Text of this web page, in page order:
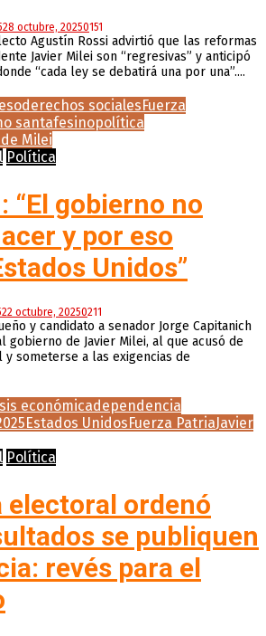
28 octubre, 20250151
Agustín Rossi advirtió que las reformas
Javier Milei son “regresivas” y anticipó
“cada ley se debatirá una por una”....
derechos sociales Fuerza
santafesinopolítica
Milei
Política
“El gobierno no
y por eso
Unidos”
22 octubre, 20250211
y candidato a senador Jorge Capitanich
gobierno de Javier Milei, al que acusó de
someterse a las exigencias de
económicadependencia
Estados Unidos Fuerza PatriaJavier
Política
electoral ordenó
se publiquen
revés para el